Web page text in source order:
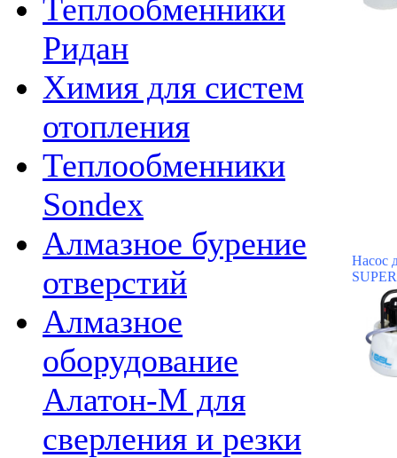
Теплообменники
Ридан
Химия для систем
отопления
Теплообменники
Sondex
Алмазное бурение
отверстий
Алмазное
оборудование
Алатон-М для
сверления и резки
Насос
SUPER